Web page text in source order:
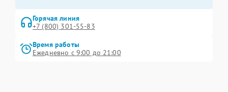
Горячая линия
+7 (800) 301-55-83
Время работы
Ежедневно с 9:00 до 21:00